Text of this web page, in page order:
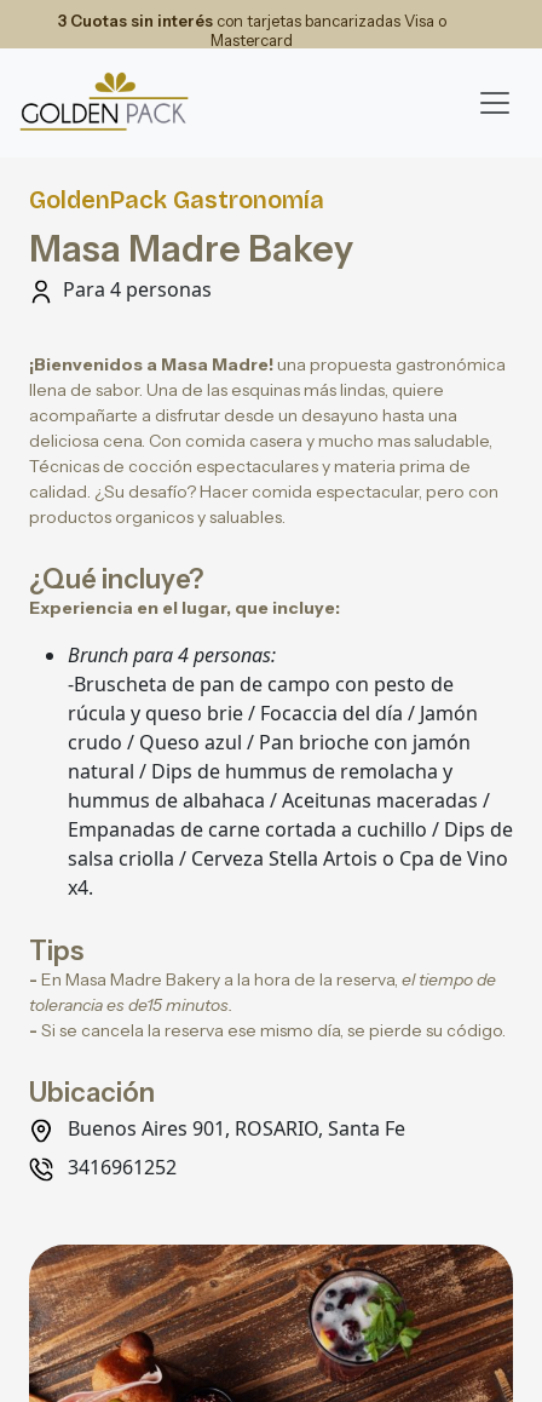
3 Cuotas sin interéscon tarjetas bancarizadas Visa o
Mastercard
GoldenPack Gastronomía
Masa Madre Bakey
Para 4 personas
¡Bienvenidos a Masa Madre!una propuesta gastronómica
llena de sabor. Una de las esquinas más lindas, quiere
acompañarte a disfrutar desde un desayuno hasta una
deliciosa cena. Con comida casera y mucho mas saludable,
Técnicas de cocción espectaculares y materia prima de
calidad. ¿Su desafío? Hacer comida espectacular, pero con
productos organicos y saluables.
¿Qué incluye?
Experiencia en el lugar, que incluye:
Brunch para 4 personas:
-Bruscheta de pan de campo con pesto de
rúcula y queso brie / Focaccia del día / Jamón
crudo / Queso azul / Pan brioche con jamón
natural / Dips de hummus de remolacha y
hummus de albahaca / Aceitunas maceradas /
Empanadas de carne cortada a cuchillo / Dips de
salsa criolla / Cerveza Stella Artois o Cpa de Vino
x4.
Tips
- En Masa Madre Bakery a la hora de la reserva, el tiempo de
tolerancia es de15 minutos.
- Si se cancela la reserva ese mismo día, se pierde su código.
Ubicación
Buenos Aires 901, ROSARIO, Santa Fe
3416961252